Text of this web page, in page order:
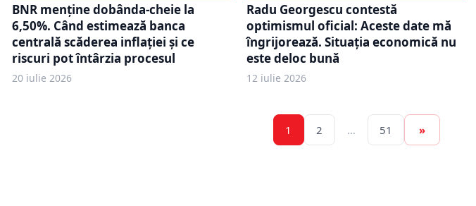
BNR menține dobânda-cheie la
6,50%. Când estimează banca
centrală scăderea inflației și ce
riscuri pot întârzia procesul
20 iulie 2026
Radu Georgescu contestă
optimismul oficial: Aceste date mă
îngrijorează. Situația economică nu
este deloc bună
12 iulie 2026
1 2 … 51 »